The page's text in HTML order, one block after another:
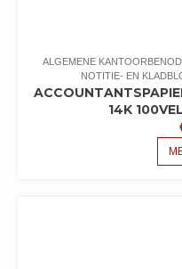
ALGEMENE
NOTITIE- EN
14K